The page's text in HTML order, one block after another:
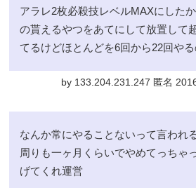
アラレ2枚必殺技レベルMAXにした
の貰えるやつをあてにして放置して
てるけどほとんどを6回から22回や
by 133.204.231.247 匿名
なんか常にやることないって言われ
周りも一ヶ月くらいでやめてっちゃ
げてくれ運営